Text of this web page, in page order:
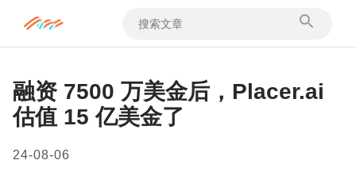
融资 7500 万美金后，Placer.ai
估值 15 亿美金了
24-08-06